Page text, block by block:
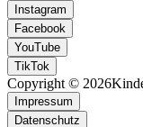
Instagram
Facebook
YouTube
TikTok
Copyright © 2026
Impressum
Datenschutz